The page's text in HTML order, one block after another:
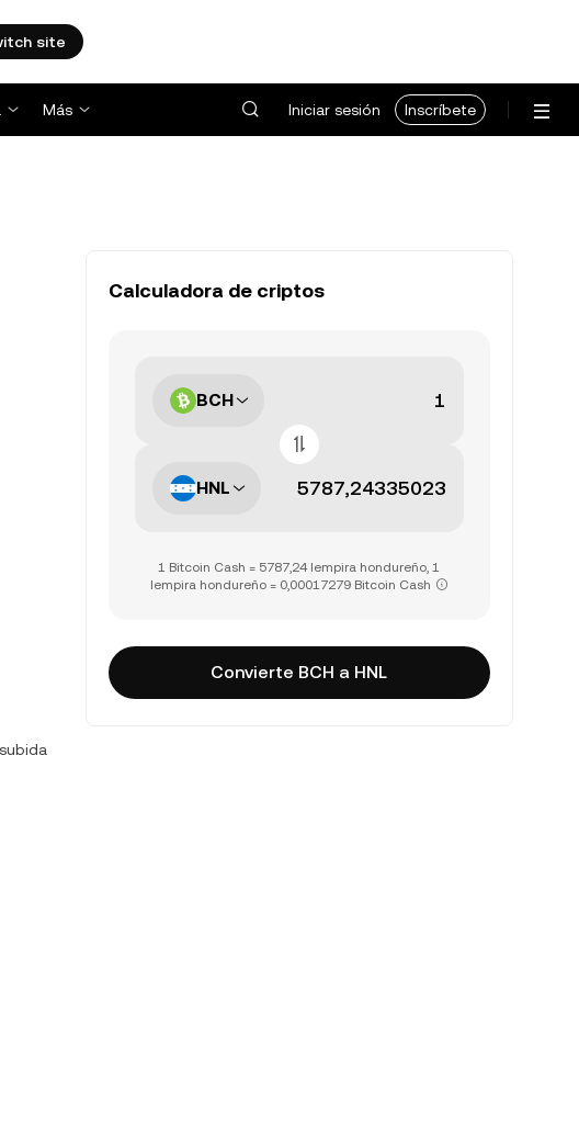
site
Más Iniciar sesión Inscríbete
Calculadora de criptos
BCH
HNL
1 Bitcoin Cash = 5787,24 lempira hondureño, 1
lempira hondureño = 0,00017279 Bitcoin Cash
Convierte BCH a HNL